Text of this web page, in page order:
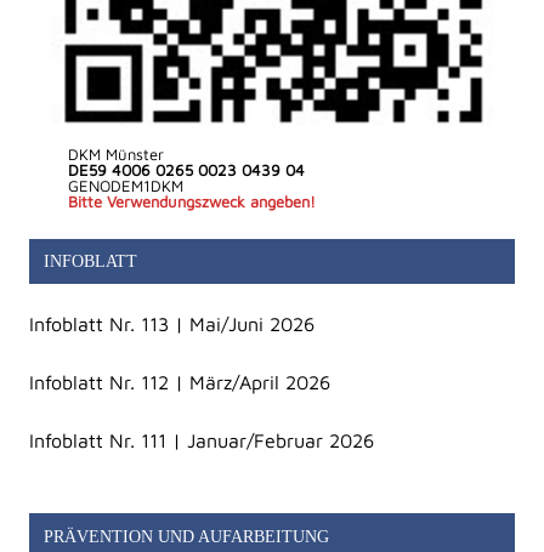
DKM Münster
DE59 4006 0265 0023 0439 04
GENODEM1DKM
Bitte Verwendungszweck angeben!
INFOBLATT
Infoblatt Nr. 113 | Mai/Juni 2026
Infoblatt Nr. 112 | März/April 2026
Infoblatt Nr. 111 | Januar/Februar 2026
PRÄVENTION UND AUFARBEITUNG